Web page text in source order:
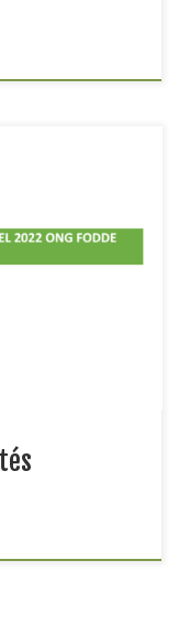
et la guerre en
aux
debase dans